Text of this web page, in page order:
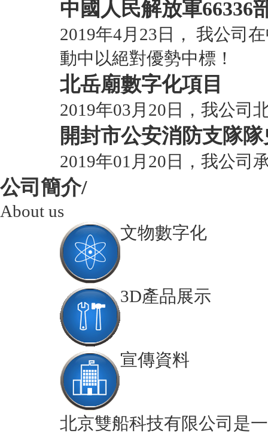
中國人民解放軍66336
2019年4月23日， 我公司
動中以絕對優勢中標！
北岳廟數字化項目
2019年03月20日，我公司
開封市公安消防支隊
2019年01月20日，我公司
公司簡介/
About us
文物數字化
3D產品展示
宣傳資料
北京雙船科技有限公司是